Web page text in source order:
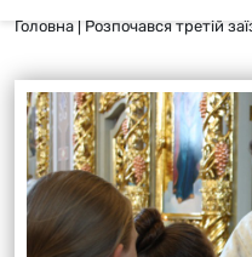
Головна | Розпочався третій